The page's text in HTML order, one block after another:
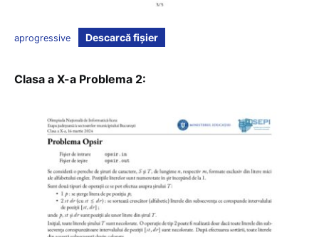
aprogressive Descarcă fișier
Clasa a X-a Problema 2: